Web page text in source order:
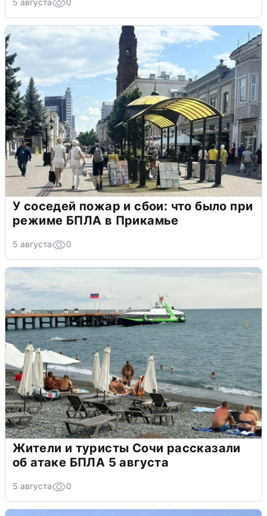
5 августа 0
У соседей пожар и сбои: что было при
режиме БПЛА в Прикамье
5 августа 0
Жители и туристы Сочи рассказали
об атаке БПЛА 5 августа
5 августа 0